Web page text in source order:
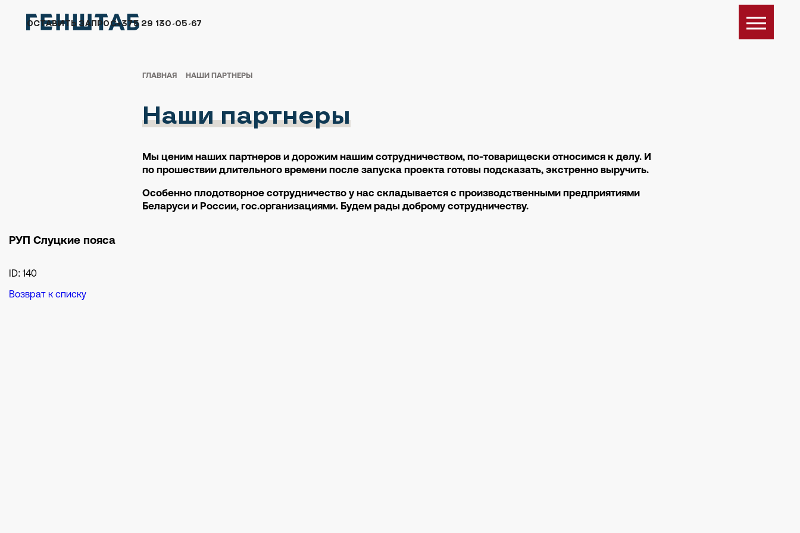
ОСТАВИТЬ ЗАПРОС+375 29 130-05-67
ГЛАВНАЯ НАШИ ПАРТНЕРЫ
Наши партнеры
Мы ценим наших партнеров и дорожим нашим сотрудничеством, по-товарищески относимся к делу. И
по прошествии длительного времени после запуска проекта готовы подсказать, экстренно выручить.
Особенно плодотворное сотрудничество у нас складывается с производственными предприятиями
Беларуси и России, гос.организациями. Будем рады доброму сотрудничеству.
РУП Слуцкие пояса
ID: 140
Возврат к списку